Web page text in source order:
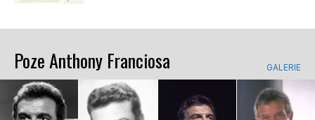
Poze Anthony Franciosa GALERIE